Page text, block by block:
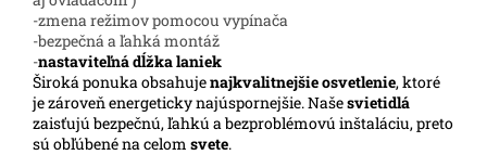
-zmena režimov pomocou vypínača
-bezpečná a ľahká montáž
-nastaviteľná dĺžka laniek
Široká ponuka obsahujenajkvalitnejšie osvetlenie, ktoré
je zároveň energeticky najúspornejšie. Našesvietidlá
zaisťujú bezpečnú, ľahkú a bezproblémovú inštaláciu, preto
sú obľúbené na celom svete.